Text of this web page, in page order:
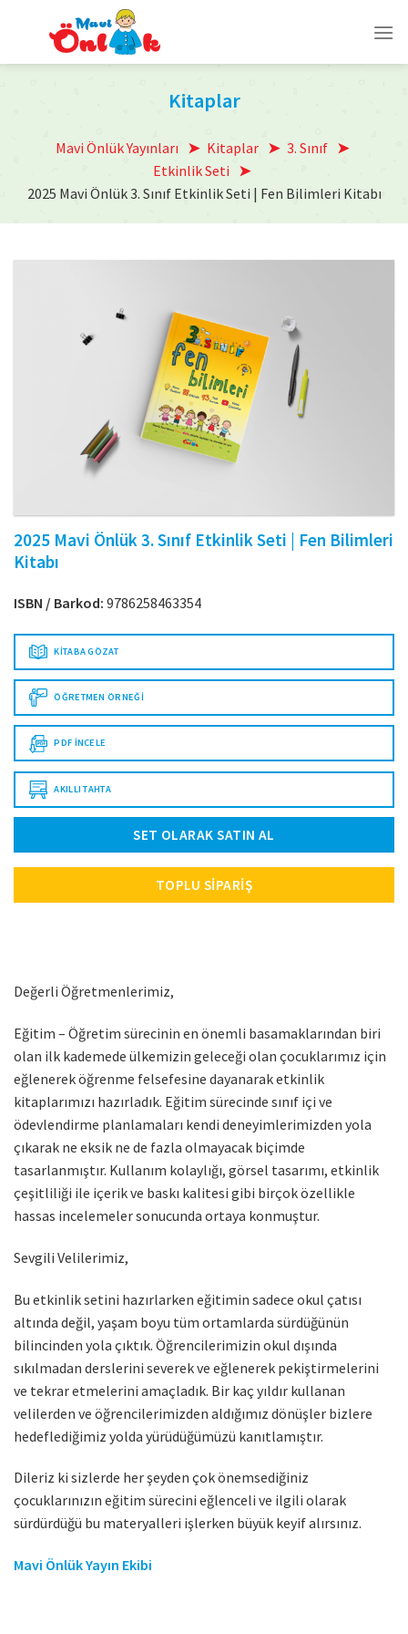
Kitaplar
Mavi Önlük Yayınları Kitaplar
3. Sınıf
Etkinlik Seti
2025 Mavi Önlük 3. Sınıf Etkinlik Seti | Fen Bilimleri Kitabı
2025 Mavi Önlük 3. Sınıf Etkinlik Seti | Fen Bilimleri
Kitabı
ISBN / Barkod: 9786258463354
KITABA GÖZAT
ÖĞRETMEN ÖRNEĞI
PDF İNCELE
AKILLI TAHTA
SET OLARAK SATIN AL
TOPLU SIPARIŞ
Değerli Öğretmenlerimiz,
Eğitim – Öğretim sürecinin en önemli basamaklarından biri
olan ilk kademede ülkemizin geleceği olan çocuklarımız için
eğlenerek öğrenme felsefesine dayanarak etkinlik
kitaplarımızı hazırladık. Eğitim sürecinde sınıf içi ve
ödevlendirme planlamaları kendi deneyimlerimizden yola
çıkarak ne eksik ne de fazla olmayacak biçimde
tasarlanmıştır. Kullanım kolaylığı, görsel tasarımı, etkinlik
çeşitliliği ile içerik ve baskı kalitesi gibi birçok özellikle
hassas incelemeler sonucunda ortaya konmuştur.
Sevgili Velilerimiz,
Bu etkinlik setini hazırlarken eğitimin sadece okul çatısı
altında değil, yaşam boyu tüm ortamlarda sürdüğünün
bilincinden yola çıktık. Öğrencilerimizin okul dışında
sıkılmadan derslerini severek ve eğlenerek pekiştirmelerini
ve tekrar etmelerini amaçladık. Bir kaç yıldır kullanan
velilerden ve öğrencilerimizden aldığımız dönüşler bizlere
hedeflediğimiz yolda yürüdüğümüzü kanıtlamıştır.
Dileriz ki sizlerde her şeyden çok önemsediğiniz
çocuklarınızın eğitim sürecini eğlenceli ve ilgili olarak
sürdürdüğü bu materyalleri işlerken büyük keyif alırsınız.
Mavi Önlük Yayın Ekibi